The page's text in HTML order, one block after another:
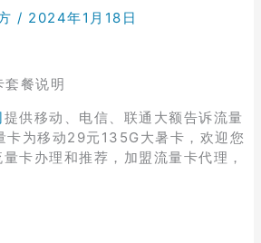
/ 2024年1月18日
餐说明
提供移动、电信、联通大额告诉流量
卡为移动29元135G大暑卡，欢迎您
卡办理和推荐，加盟流量卡代理，